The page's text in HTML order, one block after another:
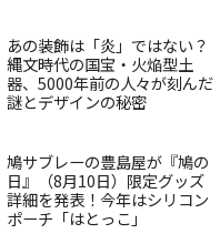
あの装飾は「炎」ではない？
縄文時代の国宝・火焔型土
器、5000年前の人々が刻んだ
謎とデザインの秘密
鳩サブレーの豊島屋が『鳩の
日』（8月10日）限定グッズ
詳細を発表！今年はシリコン
ポーチ「はとっこ」